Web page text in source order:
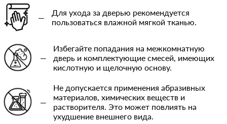
—
Для ухода за дверью рекомендуется
пользоваться влажной мягкой тканью.
—
Избегайте попадания на межкомнатную
дверь и комплектующие смесей, имеющих
кислотную и щелочную основу.
—
Не допускается применения абразивных
материалов, химических веществ и
растворителя. Это может повлиять на
ухудшение внешнего вида.